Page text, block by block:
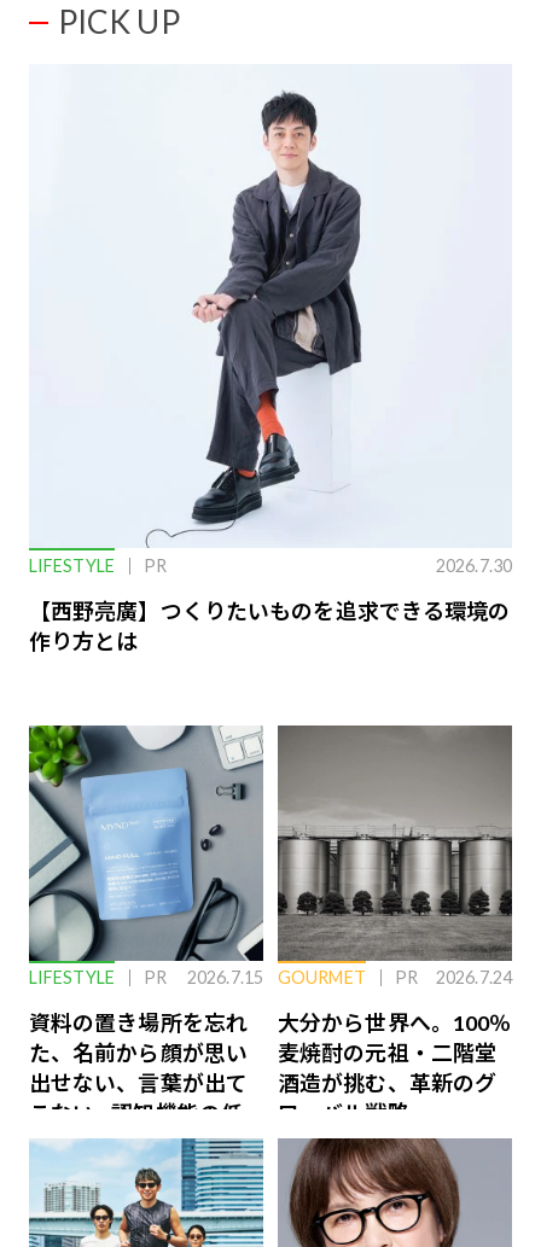
PICK UP
LIFESTYLE PR 2026.7.30
【西野亮廣】つくりたいものを追求できる環境の
作り方とは
LIFESTYLE PR 2026.7.15
資料の置き場所を忘れ
た、名前から顔が思い
出せない、言葉が出て
こない…認知機能の低
下を救う、脳のインナ
ーケアとは
GOURMET PR 2026.7.24
大分から世界へ。100％
麦焼酎の元祖・二階堂
酒造が挑む、革新のグ
ローバル戦略